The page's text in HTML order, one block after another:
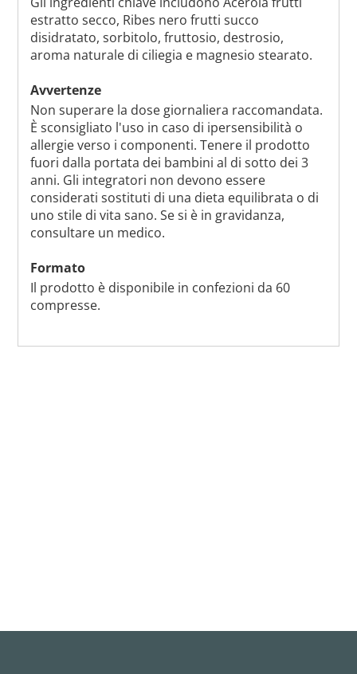
estratto secco, Ribes nero frutti succo
disidratato, sorbitolo, fruttosio, destrosio,
aroma naturale di ciliegia e magnesio stearato.
Avvertenze
Non superare la dose giornaliera raccomandata.
È sconsigliato l'uso in caso di ipersensibilità o
allergie verso i componenti. Tenere il prodotto
fuori dalla portata dei bambini al di sotto dei 3
anni. Gli integratori non devono essere
considerati sostituti di una dieta equilibrata o di
uno stile di vita sano. Se si è in gravidanza,
consultare un medico.
Formato
Il prodotto è disponibile in confezioni da 60
compresse.